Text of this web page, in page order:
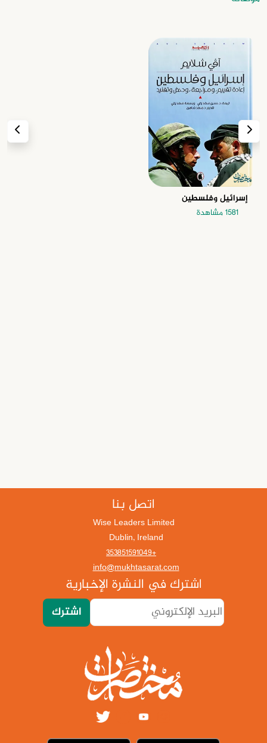
إسرائيل وفلسطين
1581 مشاهدة
اتصل بنا
Wise Leaders Limited
Dublin, Ireland
+353851591049
info@mukhtasarat.com
اشترك في النشرة الإخبارية
اشترك